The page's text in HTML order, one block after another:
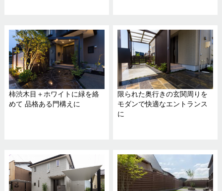
柿渋木目＋ホワイトに緑を絡
めて 品格ある門構えに
限られた奥行きの玄関周りを
モダンで快適なエントランス
に